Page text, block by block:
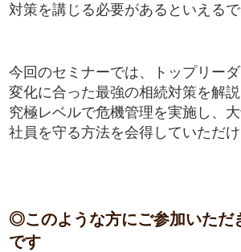
対策を講じる必要があるといえるで
今回のセミナーでは、トップリーダ
変化に合った最強の相続対策を解説
究極レベルで危機管理を実施し、大
社員を守る方法を会得していただけ
◎このような方にご参加いただ
です